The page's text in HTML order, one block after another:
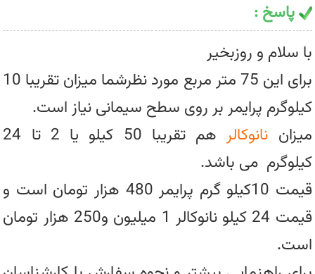
پاسخ :
با سلام و روزبخیر
برای این 75 متر مربع مورد نظرشما میزان تقریبا 10
کیلوگرم پرایمر بر روی سطح سیمانی نیاز است.
میزان نانوکالر
هم تقریبا 50 کیلو یا 2 تا 24
کیلوگرم می باشد.
قیمت 10کیلو گرم پرایمر 480 هزار تومان است و
قیمت 24 کیلو نانوکالر 1 میلیون و250 هزار تومان
است.